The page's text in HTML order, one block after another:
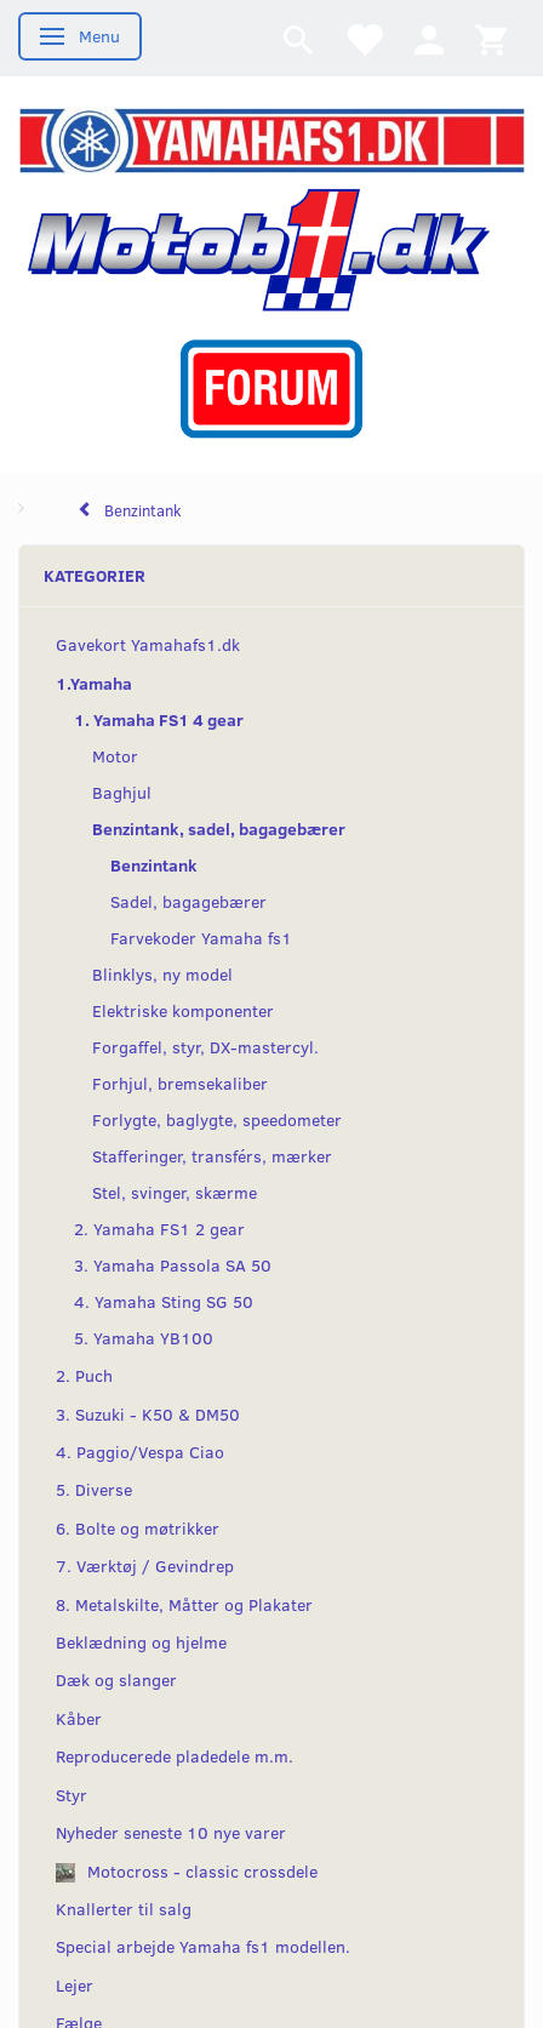
Skifte navigation
Menu
Benzintank
KATEGORIER
Gavekort Yamahafs1.dk
1.Yamaha
1. Yamaha FS1 4 gear
Motor
Baghjul
Benzintank, sadel, bagagebærer
Benzintank
Sadel, bagagebærer
Farvekoder Yamaha fs1
Blinklys, ny model
Elektriske komponenter
Forgaffel, styr, DX-mastercyl.
Forhjul, bremsekaliber
Forlygte, baglygte, speedometer
Stafferinger, transférs, mærker
Stel, svinger, skærme
2. Yamaha FS1 2 gear
3. Yamaha Passola SA 50
4. Yamaha Sting SG 50
5. Yamaha YB100
2. Puch
3. Suzuki - K50 & DM50
4. Paggio/Vespa Ciao
5. Diverse
6. Bolte og møtrikker
7. Værktøj / Gevindrep
8. Metalskilte, Måtter og Plakater
Beklædning og hjelme
Dæk og slanger
Kåber
Reproducerede pladedele m.m.
Styr
Nyheder seneste 10 nye varer
Motocross - classic crossdele
Knallerter til salg
Special arbejde Yamaha fs1 modellen.
Lejer
Fælge